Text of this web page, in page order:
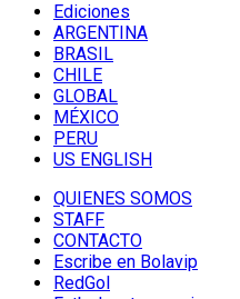
Ediciones
ARGENTINA
BRASIL
CHILE
GLOBAL
MÉXICO
PERU
US ENGLISH
QUIENES SOMOS
STAFF
CONTACTO
Escribe en Bolavip
RedGol